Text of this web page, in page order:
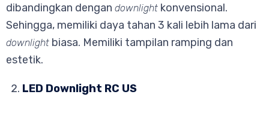
dibandingkan dengan downlight konvensional.
Sehingga, memiliki daya tahan 3 kali lebih lama dari
downlight biasa. Memiliki tampilan ramping dan
estetik.
LED Downlight RC US